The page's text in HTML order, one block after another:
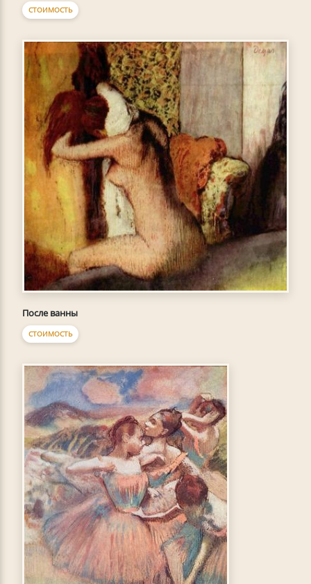
СТОИМОСТЬ
После ванны
СТОИМОСТЬ